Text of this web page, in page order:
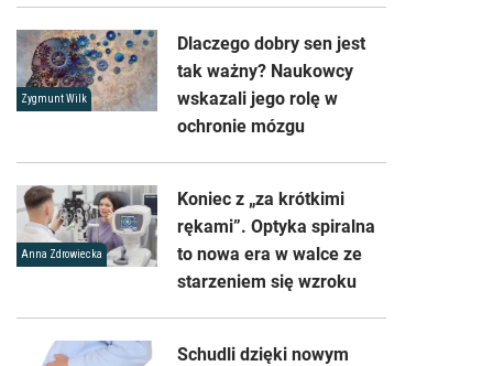
Zygmunt Wilk
Dlaczego dobry sen jest
tak ważny? Naukowcy
wskazali jego rolę w
ochronie mózgu
Anna Zdrowiecka
Koniec z „za krótkimi
rękami”. Optyka spiralna
to nowa era w walce ze
starzeniem się wzroku
Schudli dzięki nowym